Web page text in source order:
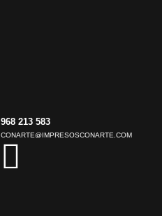
968 213 583
CONARTE@IMPRESOSCONARTE.COM